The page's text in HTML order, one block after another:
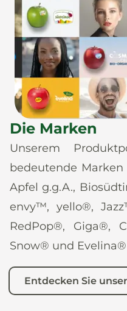
Die Marken
Unserem
bedeutende
Apfel g.g.A.,
envy™, yello®,
RedPop®, Giga®,
Snow® und Evelina®
Entdecken Sie